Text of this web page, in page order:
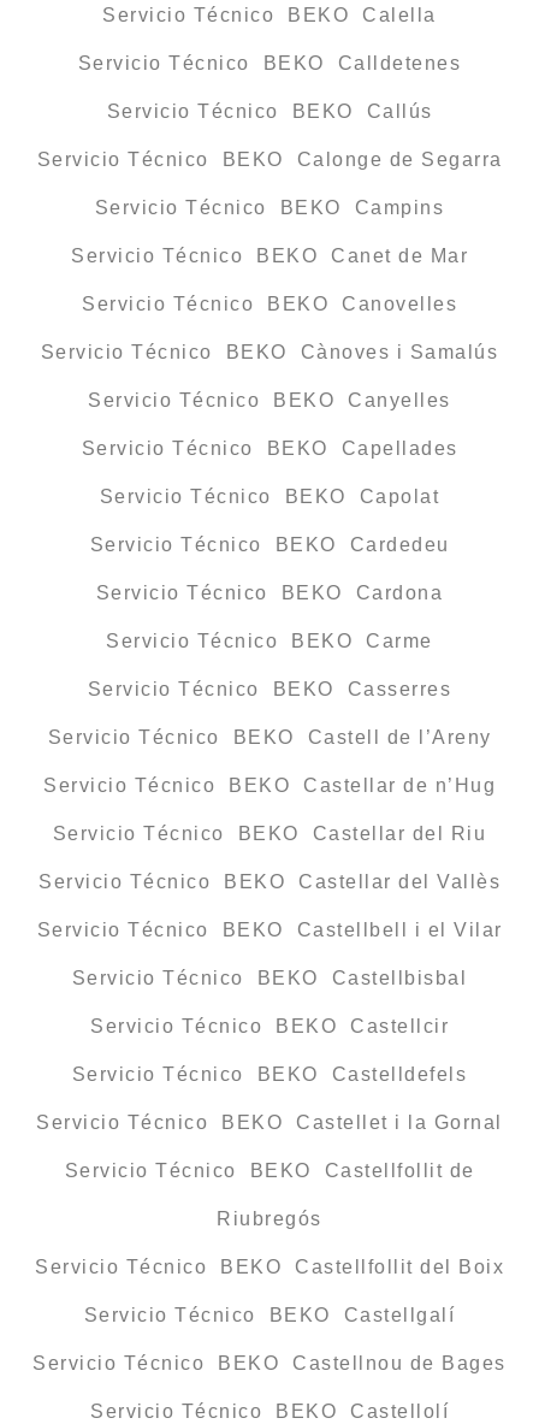
Servicio Técnico BEKO Calella
Servicio Técnico BEKO Calldetenes
Servicio Técnico BEKO Callús
Servicio Técnico BEKO Calonge de Segarra
Servicio Técnico BEKO Campins
Servicio Técnico BEKO Canet de Mar
Servicio Técnico BEKO Canovelles
Servicio Técnico BEKO Cànoves i Samalús
Servicio Técnico BEKO Canyelles
Servicio Técnico BEKO Capellades
Servicio Técnico BEKO Capolat
Servicio Técnico BEKO Cardedeu
Servicio Técnico BEKO Cardona
Servicio Técnico BEKO Carme
Servicio Técnico BEKO Casserres
Servicio Técnico BEKO Castell de l’Areny
Servicio Técnico BEKO Castellar de n’Hug
Servicio Técnico BEKO Castellar del Riu
Servicio Técnico BEKO Castellar del Vallès
Servicio Técnico BEKO Castellbell i el Vilar
Servicio Técnico BEKO Castellbisbal
Servicio Técnico BEKO Castellcir
Servicio Técnico BEKO Castelldefels
Servicio Técnico BEKO Castellet i la Gornal
Servicio Técnico BEKO Castellfollit de
Riubregós
Servicio Técnico BEKO Castellfollit del Boix
Servicio Técnico BEKO Castellgalí
Servicio Técnico BEKO Castellnou de Bages
Servicio Técnico BEKO Castellolí